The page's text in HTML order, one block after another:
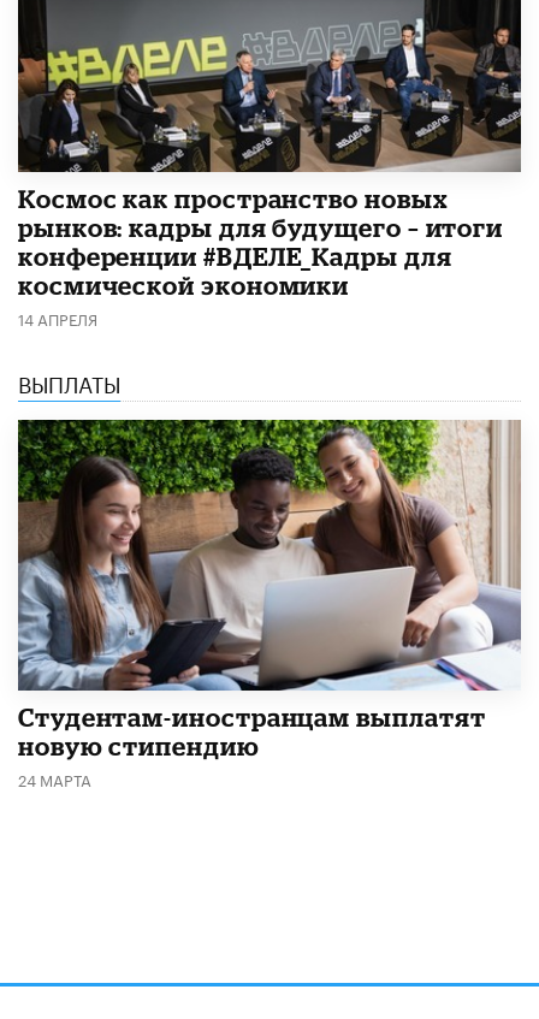
Космос как пространство новых
рынков: кадры для будущего – итоги
конференции #ВДЕЛЕ_Кадры для
космической экономики
14 АПРЕЛЯ
ВЫПЛАТЫ
Студентам-иностранцам выплатят
новую стипендию
24 МАРТА